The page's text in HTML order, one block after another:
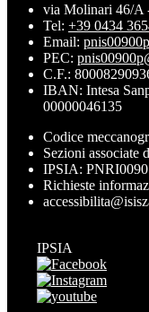
via Molinari 46/A
Tel: +39 0434
Email:
PEC:
C.F.:
IBAN: Intesa
00000046135
Codice
Sezioni associate
IPSIA:
Richieste
IPSIA